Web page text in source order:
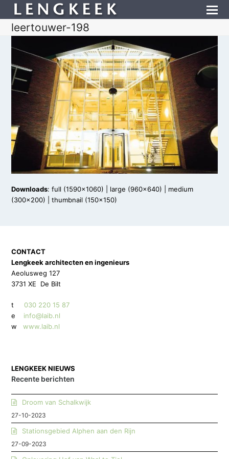
leertouwer-198
Downloads:full (1590x1060) large (960x640)
medium
(300x200) |thumbnail (150x150)
CONTACT
Lengkeek architecten en ingenieurs
Aeolusweg 127
3731 XE De Bilt
t030 220 15 87
e info@laib.nl
w
www.laib.nl
LENGKEEK NIEUWS
Recente berichten
Droom van Schalkwijk
27-10-2023
Stationsgebied Alphen aan den Rijn
27-09-2023